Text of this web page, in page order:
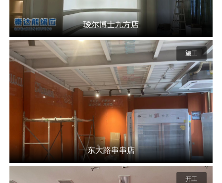
瑷尔博士九方店
施工
东大路串串店
开工